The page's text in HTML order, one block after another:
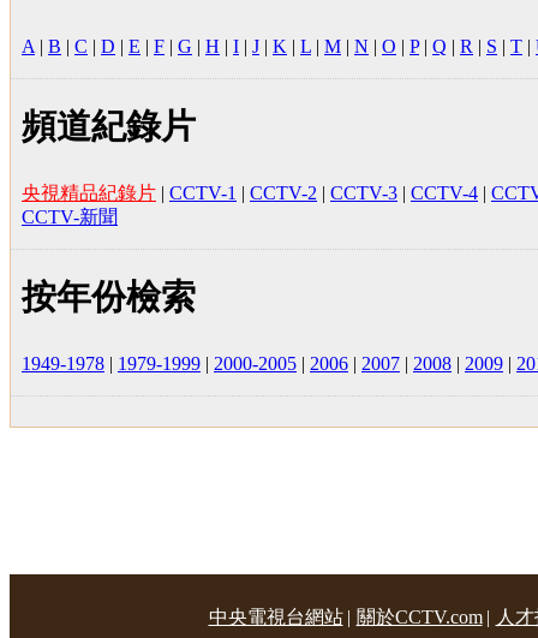
A | B | C | D | E | F | G | H | I | J | K | L | M | N | O | P| Q | R | S | T |
頻道紀錄片
央視精品紀錄片 | CCTV-1 | CCTV-2 | CCTV-3 | CCTV-4 |
CCTV-新聞
按年份檢索
1949-1978 | 1979-1999 | 2000-2005 | 2006 | 2007 | 2008 | 2009 |
中央電視台網站 | 關於CCTV.com | 人